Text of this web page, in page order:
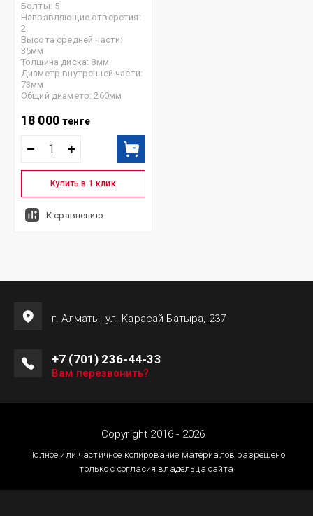
Болты: 5
Направляющие отверстия:
2
Высота средней части:
35мм
Толщина диска: 8мм
Диаметр внутренней части:
73мм
Общий диаметр: 260мм
18 000 тенге
Купить в 1 клик
К сравнению
г. Алматы, ул. Карасай Батыра, 237
+7 (701) 236-44-33
Вам перезвонить?
Copyright 2016 - 2026
Полное или частичное копирование материалов разрешено
только с согласия владельца сайта